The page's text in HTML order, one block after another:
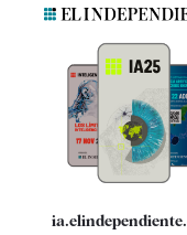
Quiénes somos
Especificaciones